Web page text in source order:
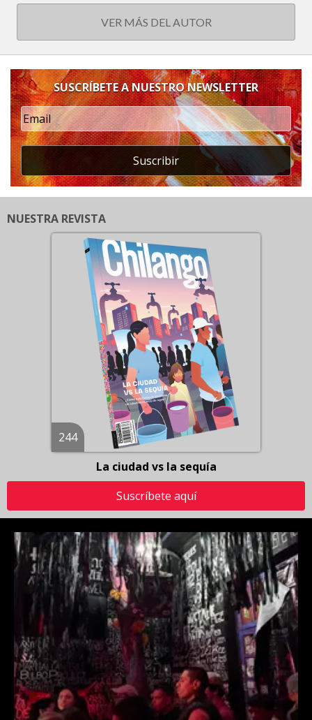
VER MÁS DEL AUTOR
SUSCRÍBETE A NUESTRO NEWSLETTER
Suscribir
NUESTRA REVISTA
244
La ciudad vs la sequía
Suscríbete aquí